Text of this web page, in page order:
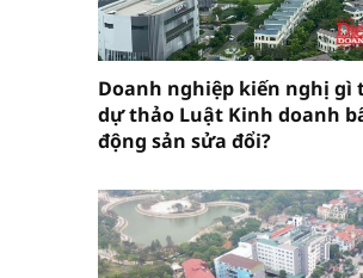
Doanh nghiệp kiến nghị gì
dự thảo Luật Kinh doanh
động sản sửa đổi?